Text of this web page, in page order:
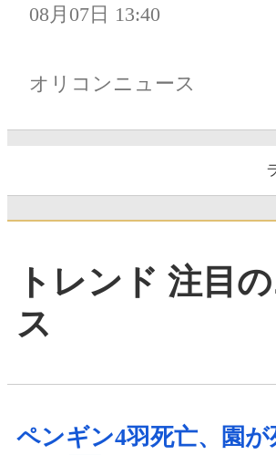
08月07日 13:40
オリコンニュース
トレンド 注目
ス
ペンギン4羽死亡、園が